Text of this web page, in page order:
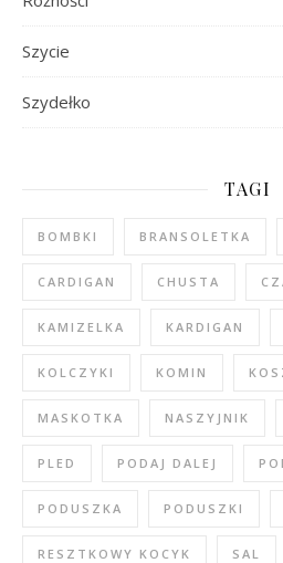
Szycie
Szydełko
TAGI
BOMBKI BRANSOLETKA
CARDIGAN CHUSTA
KAMIZELKA KARDIGAN
KOLCZYKI KOMIN
MASKOTKA NASZYJNIK
PLED PODAJ DALEJ
PODUSZKA PODUSZKI
RESZTKOWY KOCYK SAL